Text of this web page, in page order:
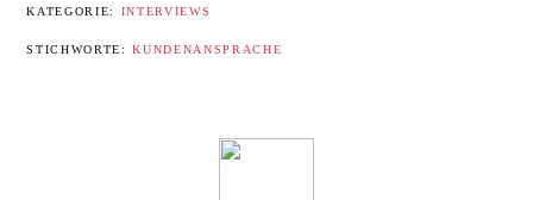
KATEGORIE: INTERVIEWS
STICHWORTE:KUNDENANSPRACHE